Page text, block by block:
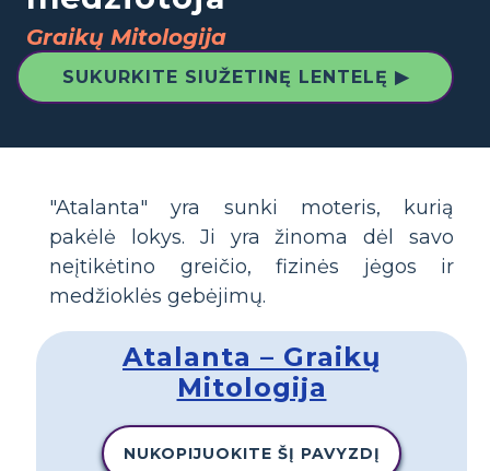
Graikų Mitologija
SUKURKITE SIUŽETINĘ LENTELĘ ▶
"Atalanta" yra sunki moteris, kurią
pakėlė lokys. Ji yra žinoma dėl savo
neįtikėtino greičio, fizinės jėgos ir
medžioklės gebėjimų.
Atalanta – Graikų
Mitologija
NUKOPIJUOKITE ŠĮ PAVYZDĮ